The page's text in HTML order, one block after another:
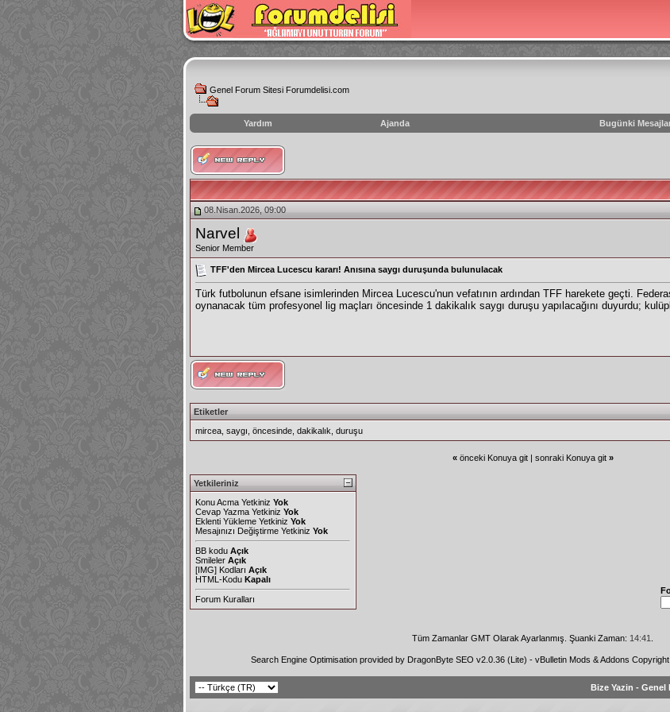
Genel Forum Sitesi Forumdelisi.com
Yardım
Ajanda Bugünki
instagram
izlenme
hilesi
08.Nisan.2026, 09:00
Narvel
Senior Member
TFF'den Mircea Lucescu kararı! Anısına saygı duruşunda bulunulacak
Türk futbolunun efsane isimlerinden Mircea Lucescu'nun vefatının ardından TFF harekete geçti.
oynanacak tüm profesyonel lig maçları öncesinde 1 dakikalık saygı duruşu yapılacağını duyurdu;
Etiketler
mircea saygı öncesinde dakikalık duruşu
« önceki Konuya git| sonraki Konuya git »
Yetkileriniz
Konu Acma Yetkiniz Yok
Cevap Yazma Yetkiniz Yok
Eklenti Yükleme Yetkiniz Yok
Mesajınızı Değiştirme Yetkiniz Yok
BB kodu Açık
Smileler Açık
[IMG] Kodları Açık
HTML-Kodu Kapalı
Forum Kuralları
Tüm Zamanlar GMT Olarak Ayarlanmış. Şuanki Zaman: 14:41
Search Engine Optimisation provided by DragonByte SEO v2.0.36 (Lite) - vBulletin Mods & Addons
Bize Yazin - Genel